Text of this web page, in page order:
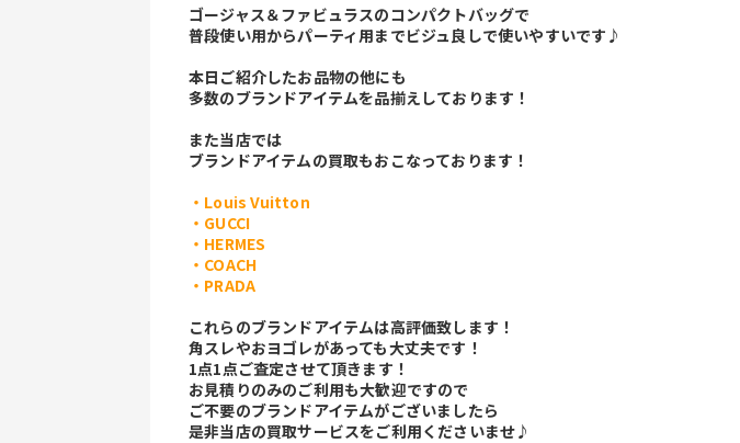
ゴージャス＆ファビュラスのコンパクトバッグで
普段使い用からパーティ用までビジュ良しで使いやすいです♪
本日ご紹介したお品物の他にも
多数のブランドアイテムを品揃えしております！
また当店では
ブランドアイテムの買取もおこなっております！
・Louis Vuitton
・GUCCI
・HERMES
・COACH
・PRADA
これらのブランドアイテムは高評価致します！
角スレやおヨゴレがあっても大丈夫です！
1点1点ご査定させて頂きます！
お見積りのみのご利用も大歓迎ですので
ご不要のブランドアイテムがございましたら
是非当店の買取サービスをご利用くださいませ♪